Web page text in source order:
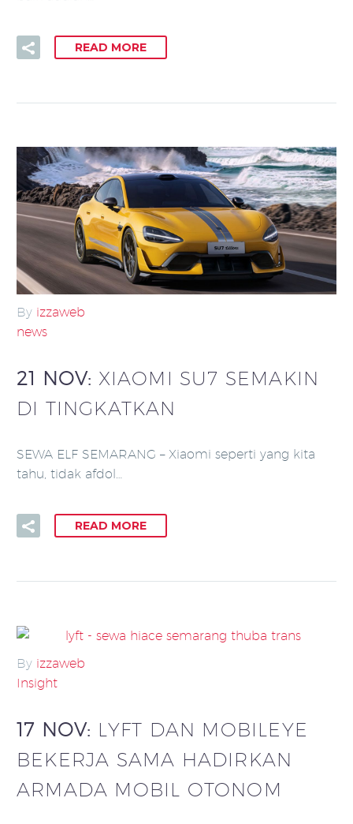
READ MORE
By izzaweb
news
21 NOV: XIAOMI SU7 SEMAKIN
DI TINGKATKAN
SEWA ELF SEMARANG – Xiaomi seperti yang kita
tahu, tidak afdol…
READ MORE
By izzaweb
Insight
17 NOV: LYFT DAN MOBILEYE
BEKERJA SAMA HADIRKAN
ARMADA MOBIL OTONOM